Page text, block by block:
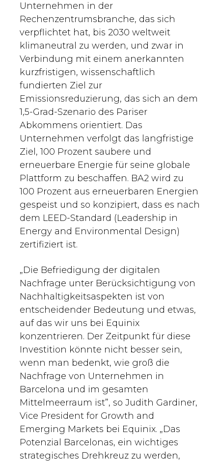
Unternehmen in der
Rechenzentrumsbranche, das sich
verpflichtet hat, bis 2030 weltweit
klimaneutral zu werden, und zwar in
Verbindung mit einem anerkannten
kurzfristigen, wissenschaftlich
fundierten Ziel zur
Emissionsreduzierung, das sich an dem
1,5-Grad-Szenario des Pariser
Abkommens orientiert. Das
Unternehmen verfolgt das langfristige
Ziel, 100 Prozent saubere und
erneuerbare Energie für seine globale
Plattform zu beschaffen. BA2 wird zu
100 Prozent aus erneuerbaren Energien
gespeist und so konzipiert, dass es nach
dem LEED-Standard (Leadership in
Energy and Environmental Design)
zertifiziert ist.
„Die Befriedigung der digitalen
Nachfrage unter Berücksichtigung von
Nachhaltigkeitsaspekten ist von
entscheidender Bedeutung und etwas,
auf das wir uns bei Equinix
konzentrieren. Der Zeitpunkt für diese
Investition könnte nicht besser sein,
wenn man bedenkt, wie groß die
Nachfrage von Unternehmen in
Barcelona und im gesamten
Mittelmeerraum ist”, so Judith Gardiner,
Vice President for Growth and
Emerging Markets bei Equinix. „Das
Potenzial Barcelonas, ein wichtiges
strategisches Drehkreuz zu werden,